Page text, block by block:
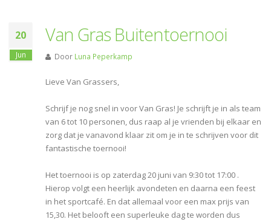
20
Jun
Van Gras Buitentoernooi
Door Luna Peperkamp
Lieve Van Grassers,
Schrijf je nog snel in voor Van Gras! Je schrijft je in als team
van 6 tot 10 personen, dus raap al je vrienden bij elkaar en
zorg dat je vanavond klaar zit om je in te schrijven voor dit
fantastische toernooi!
Het toernooi is op zaterdag 20 juni van 9:30 tot 17:00 .
Hierop volgt een heerlijk avondeten en daarna een feest
in het sportcafé. En dat allemaal voor een max prijs van
15,30. Het belooft een superleuke dag te worden dus